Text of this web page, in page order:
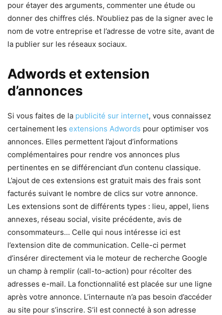
pour étayer des arguments, commenter une étude ou
donner des chiffres clés. N’oubliez pas de la signer avec le
nom de votre entreprise et l’adresse de votre site, avant de
la publier sur les réseaux sociaux.
Adwords et extension
d’annonces
Si vous faites de la publicité sur internet, vous connaissez
certainement les extensions Adwords pour optimiser vos
annonces. Elles permettent l’ajout d’informations
complémentaires pour rendre vos annonces plus
pertinentes en se différenciant d’un contenu classique.
L’ajout de ces extensions est gratuit mais des frais sont
facturés suivant le nombre de clics sur votre annonce.
Les extensions sont de différents types : lieu, appel, liens
annexes, réseau social, visite précédente, avis de
consommateurs… Celle qui nous intéresse ici est
l’extension dite de communication. Celle-ci permet
d’insérer directement via le moteur de recherche Google
un champ à remplir (call-to-action) pour récolter des
adresses e-mail. La fonctionnalité est placée sur une ligne
après votre annonce. L’internaute n’a pas besoin d’accéder
au site pour s’inscrire. S’il est connecté à son adresse